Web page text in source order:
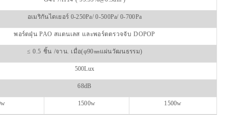
อเมริกันไดเยอร์ 0-250Pa/ 0-500Pa/ 0-700Pa
พอร์ตฝุ่น PAO สแตนเลส และพอร์ตตรวจจับ DOPOP
≤ 0.5 ชิ้น /จาน. เมื่อ(φ90㎜แผ่นวัฒนธรรม)
500Lux
68dB
1500w 1500w